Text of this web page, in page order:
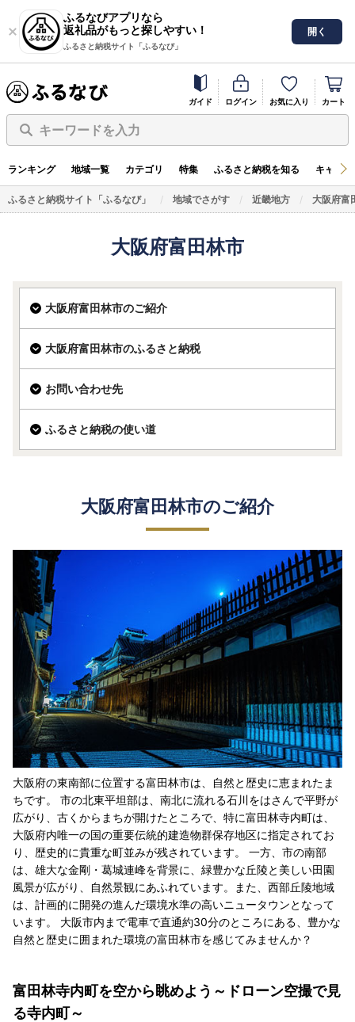
ふるなびアプリなら
返礼品がもっと探しやすい！
ふるさと納税サイト「ふるなび」
開く
ガイド ログイン お気に入り カート
キーワードを入力
ランキング 地域一覧 カテゴリ 特集 ふるさと納税を知る キャン
ふるさと納税サイト「ふるなび」 地域でさがす 近畿地方 大阪府富
大阪府富田林市
大阪府富田林市のご紹介
大阪府富田林市のふるさと納税
お問い合わせ先
ふるさと納税の使い道
大阪府富田林市のご紹介
大阪府の東南部に位置する富田林市は、自然と歴史に恵まれたま
ちです。 市の北東平坦部は、南北に流れる石川をはさんで平野が
広がり、古くからまちが開けたところで、特に富田林寺内町は、
大阪府内唯一の国の重要伝統的建造物群保存地区に指定されてお
り、歴史的に貴重な町並みが残されています。 一方、市の南部
は、雄大な金剛・葛城連峰を背景に、緑豊かな丘陵と美しい田園
風景が広がり、自然景観にあふれています。また、西部丘陵地域
は、計画的に開発の進んだ環境水準の高いニュータウンとなって
います。 大阪市内まで電車で直通約30分のところにある、豊かな
自然と歴史に囲まれた環境の富田林市を感じてみませんか？
富田林寺内町を空から眺めよう～ドローン空撮で見
る寺内町～